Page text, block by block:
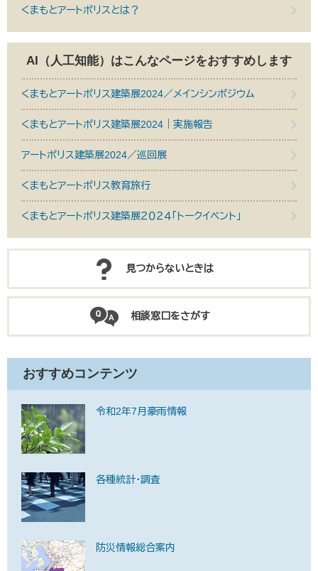
くまもとアートポリスとは？
AI（人工知能）はこんなページをおすすめします
くまもとアートポリス建築展2024／メインシンポジウム
くまもとアートポリス建築展2024｜実施報告
アートポリス建築展2024／巡回展
くまもとアートポリス教育旅行
くまもとアートポリス建築展２０２４「トークイベント」
見つからないときは
相談窓口をさがす
おすすめコンテンツ
令和2年7月豪雨情報
各種統計・調査
防災情報総合案内